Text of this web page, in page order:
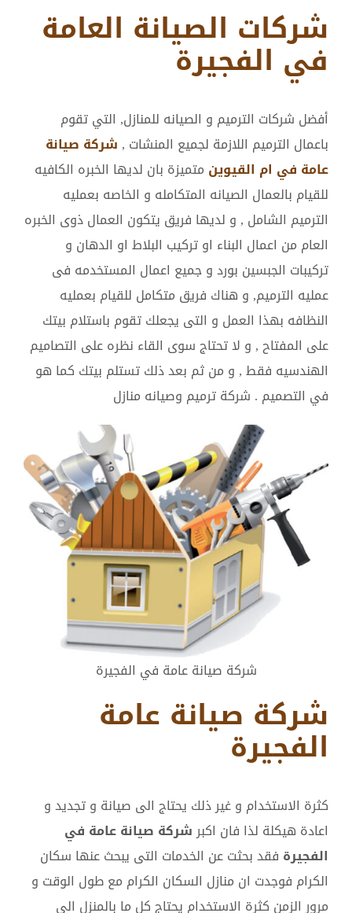
شركات الصيانة العامة
في الفجيرة
أفضل شركات الترميم و الصيانه للمنازل, التي تقوم
باعمال الترميم اللازمة لجميع المنشات ,شركة صيانة
عامة في ام القيوين متميزة بان لديها الخبره الكافيه
للقيام بالعمال الصيانه المتكامله و الخاصه بعمليه
الترميم الشامل , و لديها فريق يتكون العمال ذوى الخبره
العام من اعمال البناء او تركيب البلاط او الدهان و
تركيبات الجبسين بورد و جميع اعمال المستخدمه فى
عمليه الترميم, و هناك فريق متكامل للقيام بعمليه
النظافه بهذا العمل و التى يجعلك تقوم باستلام بيتك
على المفتاح , و لا تحتاج سوى القاء نظره على التصاميم
الهندسيه فقط , و من ثم بعد ذلك تستلم بيتك كما هو
في التصميم . شركة ترميم وصيانه منازل
شركة صيانة عامة في الفجيرة
شركة صيانة عامة
الفجيرة
كثرة الاستخدام و غير ذلك يحتاج الى صيانة و تجديد و
اعادة هيكلة لذا فان اكبرشركة صيانة عامة في
الفجيرة فقد بحثت عن الخدمات التى يبحث عنها سكان
الكرام فوجدت ان منازل السكان الكرام مع طول الوقت و
مرور الزمن كثرة الاستخدام يحتاج كل ما بالمنزل الى